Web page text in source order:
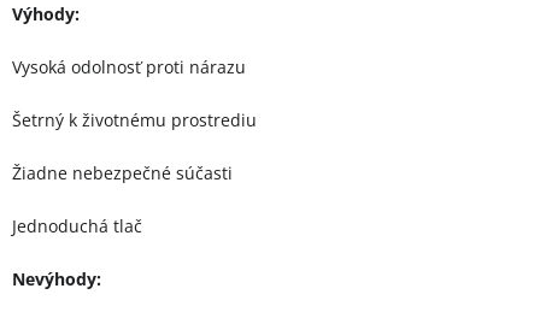
Výhody:
Vysoká odolnosť proti nárazu
Šetrný k životnému prostrediu
Žiadne nebezpečné súčasti
Jednoduchá tlač
Nevýhody: